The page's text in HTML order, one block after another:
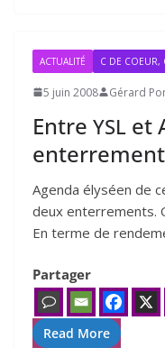
ACTUALITÉ C DE COEUR,
5 juin 2008 Gérard
Entre YSL et
Agenda ély­séen de
deux enter­re­ments.
En terme de
Partager
Read More